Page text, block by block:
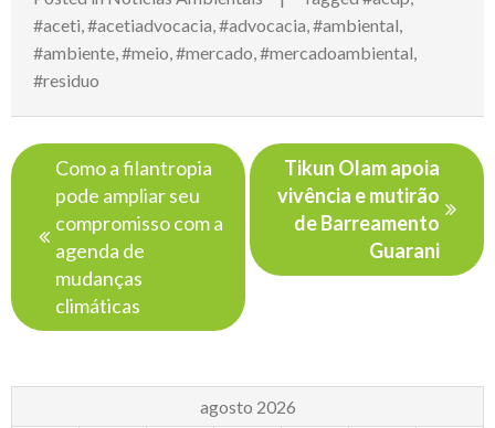
#aceti #acetiadvocacia #advocacia #ambiental
#ambiente #meio #mercado #mercadoambiental
#residuo
Navegação
de
Post
Como a filantropia
pode ampliar seu
compromisso com a
agenda de
mudanças
climáticas
Tikun Olam apoia
vivência e mutirão
de Barreamento
Guarani
agosto 2026